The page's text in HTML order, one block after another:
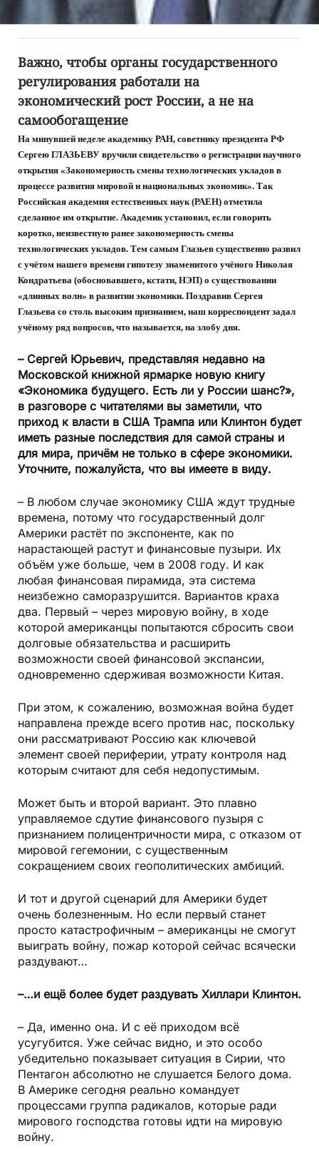
Важно, чтобы органы государственного
регулирования работали на
экономический рост России, а не на
самообогащение
На минувшей неделе академику РАН, советнику президента РФ
Сергею ГЛАЗЬЕВУ вручили свидетельство о регистрации научного
открытия «Закономерность смены технологических укладов в
процессе развития мировой и национальных экономик». Так
Российская академия естественных наук (РАЕН) отметила
сделанное им открытие. Академик установил, если говорить
коротко, неизвестную ранее закономерность смены
технологических укладов. Тем самым Глазьев существенно развил
с учётом нашего времени гипотезу знаменитого учёного Николая
Кондратьева (обосновавшего, кстати, НЭП) о существовании
«длинных волн» в развитии экономики. Поздравив Сергея
Глазьева со столь высоким признанием, наш корреспондент задал
учёному ряд вопросов, что называется, на злобу дня.
– Сергей Юрьевич, представляя недавно на
Московской книжной ярмарке новую книгу
«Экономика будущего. Есть ли у России шанс?»,
в разговоре с читателями вы заметили, что
приход к власти в США Трампа или Клинтон будет
иметь разные последствия для самой страны и
для мира, причём не только в сфере экономики.
Уточните, пожалуйста, что вы имеете в виду.
– В любом случае экономику США ждут трудные
времена, потому что государственный долг
Америки растёт по экспоненте, как по
нарастающей растут и финансовые пузыри. Их
объём уже больше, чем в 2008 году. И как
любая финансовая пирамида, эта система
неизбежно саморазрушится. Вариантов краха
два. Первый – через мировую войну, в ходе
которой американцы попытаются сбросить свои
долговые обязательства и расширить
возможности своей финансовой экспансии,
одновременно сдерживая возможности Китая.
При этом, к сожалению, возможная война будет
направлена прежде всего против нас, поскольку
они рассматривают Россию как ключевой
элемент своей периферии, утрату контроля над
которым считают для себя недопустимым.
Может быть и второй вариант. Это плавно
управляемое сдутие финансового пузыря с
признанием полицентричности мира, с отказом от
мировой гегемонии, с существенным
сокращением своих геополитических амбиций.
И тот и другой сценарий для Америки будет
очень болезненным. Но если первый станет
просто катастрофичным – американцы не смогут
выиграть войну, пожар которой сейчас всячески
раздувают…
–…и ещё более будет раздувать Хиллари Клинтон.
– Да, именно она. И с её приходом всё
усугубится. Уже сейчас видно, и это особо
убедительно показывает ситуация в Сирии, что
Пентагон абсолютно не слушается Белого дома.
В Америке сегодня реально командует
процессами группа радикалов, которые ради
мирового господства готовы идти на мировую
войну.